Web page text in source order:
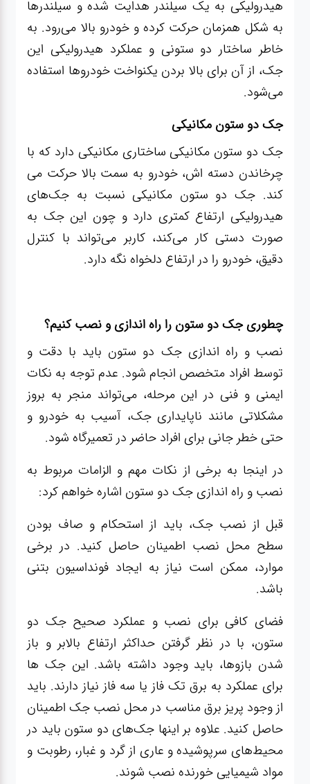
هیدرولیکی به یک سیلندر هدایت شده و سیلندرها
به شکل همزمان حرکت کرده و خودرو بالا می‌رود. به
خاطر ساختار دو ستونی و عملکرد هیدرولیکی این
جک، از آن برای بالا بردن یکنواخت خودروها استفاده
می‌شود.
جک دو ستون مکانیکی
جک دو ستون مکانیکی ساختاری مکانیکی دارد که با
چرخاندن دسته اش، خودرو به سمت بالا حرکت می
کند. جک دو ستون مکانیکی نسبت به جک‌های
هیدرولیکی ارتفاع کمتری دارد وچون این جک به
صورت دستی کار می‌کند، کاربر می‌تواند با کنترل
دقیق، خودرو را در ارتفاع دلخواه نگه دارد.
چطوری جک دو ستون را راه اندازی و نصب کنیم؟
نصب و راه اندازی جک دو ستون باید با دقت و
توسط افراد متخصص انجام شود. عدم توجه به نکات
ایمنی و فنی در این مرحله، می‌تواند منجر به بروز
مشکلاتی مانند ناپایداری جک، آسیب به خودرو و
حتی خطر جانی برای افراد حاضر در تعمیرگاه شود.
در اینجا به برخی از نکات مهم و الزامات مربوط به
نصب و راه اندازی جک دو ستون اشاره خواهم کرد:
قبل از نصب جک، باید از استحکام و صاف بودن
سطح محل نصب اطمینان حاصل کنید. در برخی
موارد، ممکن است نیاز به ایجاد فونداسیون بتنی
باشد.
فضای کافی برای نصب و عملکرد صحیح جک دو
ستون، با در نظر گرفتن حداکثر ارتفاع بالابر و باز
شدن بازوها، باید وجود داشته باشد. این جک ها
برای عملکرد به برق تک فاز یا سه فاز نیاز دارند. باید
از وجود پریز برق مناسب در محل نصب جک اطمینان
حاصل کنید. علاوه بر اینها جک‌های دو ستون باید در
محیط‌های سرپوشیده و عاری از گرد و غبار، رطوبت و
مواد شیمیایی خورنده نصب شوند.